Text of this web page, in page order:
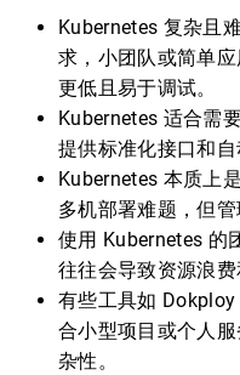
Kubernetes 复杂且
求，小团队或简单
更低且易于调试。
Kubernetes 适合需
提供标准化接口和自
Kubernetes 本质上
多机部署难题，但管
使用 Kubernetes 的
往往会导致资源浪费
有些工具如
合小型项目或个人
杂性。